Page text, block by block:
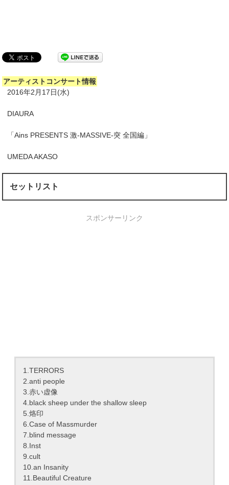
アーティストコンサート情報
2016年2月17日(水)
DIAURA
「Ains PRESENTS 激-MASSIVE-突 全国編」
UMEDA AKASO
セットリスト
スポンサーリンク
1.TERRORS
2.anti people
3.赤い虚像
4.black sheep under the shallow sleep
5.烙印
6.Case of Massmurder
7.blind message
8.Inst
9.cult
10.an Insanity
11.Beautiful Creature